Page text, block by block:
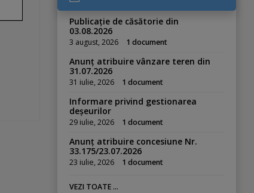
Publicație de căsătorie din
03.08.2026
3 august, 2026 1 document
Anunț atribuire vânzare teren din
31.07.2026
31 iulie, 2026 1 document
Informare privind gestionarea
deșeurilor
29 iulie, 2026 1 document
Anunț atribuire concesiune Nr.
33.175/23.07.2026
23 iulie, 2026 1 document
VEZI TOATE ...